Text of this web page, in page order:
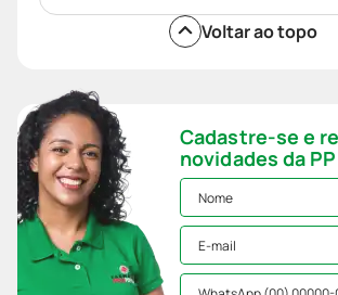
Voltar ao topo
Cadastre-se e
novidades da PP